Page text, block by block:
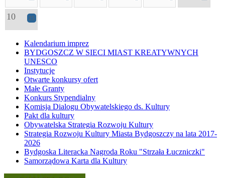
10 25
Kalendarium imprez
BYDGOSZCZ W SIECI MIAST KREATYWNYCH
UNESCO
Instytucje
Otwarte konkursy ofert
Małe Granty
Konkurs Stypendialny
Komisja Dialogu Obywatelskiego ds. Kultury
Pakt dla kultury
Obywatelska Strategia Rozwoju Kultury
Strategia Rozwoju Kultury Miasta Bydgoszczy na lata 2017-
2026
Bydgoska Literacka Nagroda Roku "Strzała Łuczniczki"
Samorządowa Karta dla Kultury